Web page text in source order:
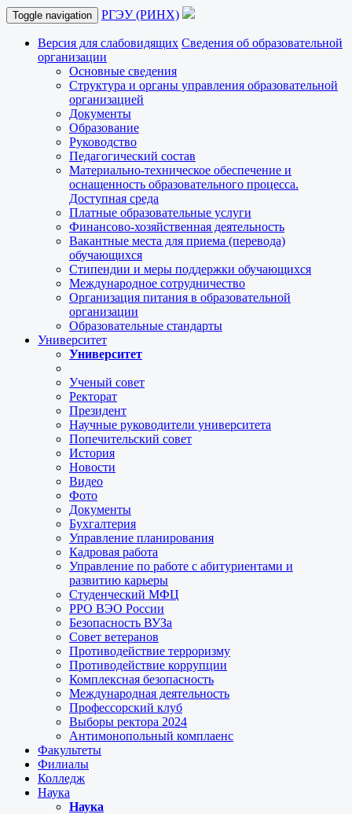
Toggle navigation РГЭУ (РИНХ)
Версия для слабовидящих Сведения об образовательной
организации
Основные сведения
Структура и органы управления образовательной
организацией
Документы
Образование
Руководство
Педагогический состав
Материально-техническое обеспечение и
оснащенность образовательного процесса.
Доступная среда
Платные образовательные услуги
Финансово-хозяйственная деятельность
Вакантные места для приема (перевода)
обучающихся
Стипендии и меры поддержки обучающихся
Международное сотрудничество
Организация питания в образовательной
организации
Образовательные стандарты
Университет
Университет
Ученый совет
Ректорат
Президент
Научные руководители университета
Попечительский совет
История
Новости
Видео
Фото
Документы
Бухгалтерия
Управление планирования
Кадровая работа
Управление по работе с абитуриентами и
развитию карьеры
Студенческий МФЦ
РРО ВЭО России
Безопасность ВУЗа
Совет ветеранов
Противодействие терроризму
Противодействие коррупции
Комплексная безопасность
Международная деятельность
Профессорский клуб
Выборы ректора 2024
Антимонопольный комплаенс
Факультеты
Филиалы
Колледж
Наука
Наука